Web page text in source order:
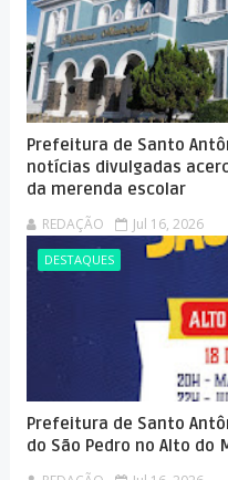
Prefeitura de Santo
notícias divulgadas
da merenda escolar
REDAÇÃO Jul 16, 2026
DESTAQUES
Prefeitura de Santo
do São Pedro no Alto do